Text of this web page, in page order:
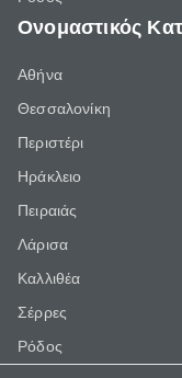
Ονομαστικός
Αθήνα
Θεσσαλονίκη
Περιστέρι
Ηράκλειο
Πειραιάς
Λάρισα
Καλλιθέα
Σέρρες
Ρόδος